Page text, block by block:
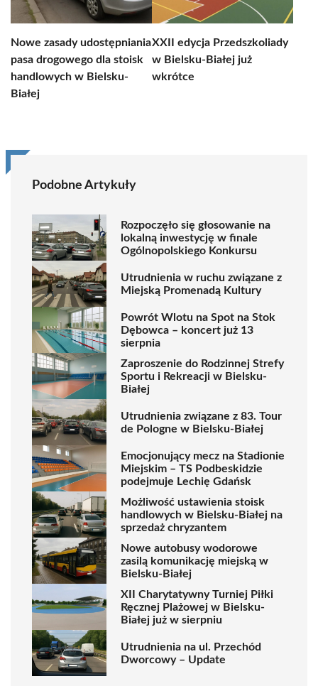
Nowe zasady udostępniania
pasa drogowego dla stoisk
handlowych w Bielsku-
Białej
XXII edycja Przedszkoliady
w Bielsku-Białej już
wkrótce
Podobne Artykuły
Rozpoczęło się głosowanie na
lokalną inwestycję w finale
Ogólnopolskiego Konkursu
Utrudnienia w ruchu związane z
Miejską Promenadą Kultury
Powrót Wlotu na Spot na Stok
Dębowca – koncert już 13
sierpnia
Zaproszenie do Rodzinnej Strefy
Sportu i Rekreacji w Bielsku-
Białej
Utrudnienia związane z 83. Tour
de Pologne w Bielsku-Białej
Emocjonujący mecz na Stadionie
Miejskim – TS Podbeskidzie
podejmuje Lechię Gdańsk
Możliwość ustawienia stoisk
handlowych w Bielsku-Białej na
sprzedaż chryzantem
Nowe autobusy wodorowe
zasilą komunikację miejską w
Bielsku-Białej
XII Charytatywny Turniej Piłki
Ręcznej Plażowej w Bielsku-
Białej już w sierpniu
Utrudnienia na ul. Przechód
Dworcowy – Update